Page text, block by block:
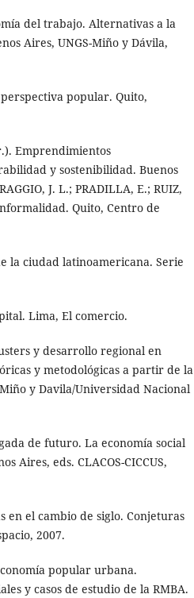
del trabajo. Alternativas a la
Aires, UNGS-Miño y Dávila,
perspectiva popular. Quito,
Emprendimientos
y sostenibilidad. Buenos
J. L.; PRADILLA, E.; RUIZ,
Quito, Centro de
la ciudad latinoamericana. Serie
Lima, El comercio.
y desarrollo regional en
y metodológicas a partir de la
y Davila/Universidad Nacional
de futuro. La economía social
Aires, eds. CLACOS-CICCUS,
en el cambio de siglo. Conjeturas
2007.
popular urbana.
y casos de estudio de la RMBA.